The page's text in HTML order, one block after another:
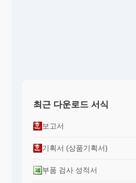
최근 다운로드 서식
보고서
기획서 (상품기획서)
부품 검사 성적서